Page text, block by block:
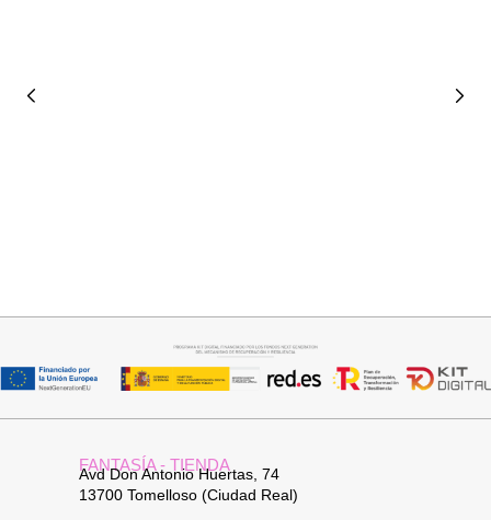
FANTASÍA - TIENDA
Avd Don Antonio Huertas, 74
13700 Tomelloso (Ciudad Real)